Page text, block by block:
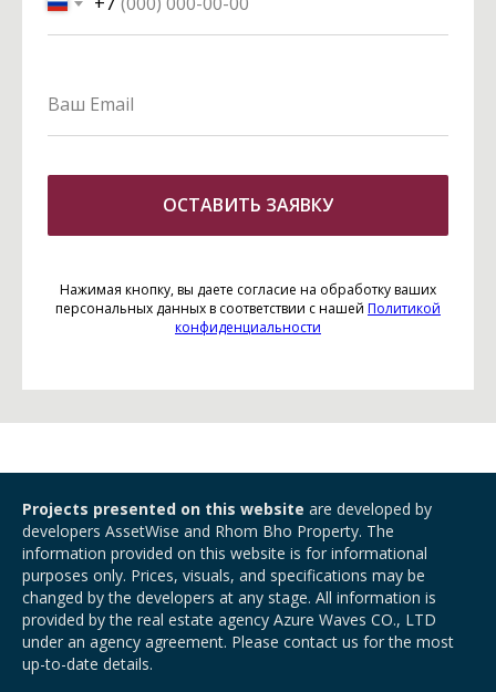
ОСТАВИТЬ ЗАЯВКУ
Нажимая кнопку, вы даете согласие на обработку ваших
персональных данных в соответствии с нашей Политикой
конфиденциальности
Projects presented on this website are developed by
developers AssetWise and Rhom Bho Property. The
information provided on this website is for informational
purposes only. Prices, visuals, and specifications may be
changed by the developers at any stage. All information is
provided by the real estate agency Azure Waves CO., LTD
under an agency agreement. Please contact us for the most
up-to-date details.